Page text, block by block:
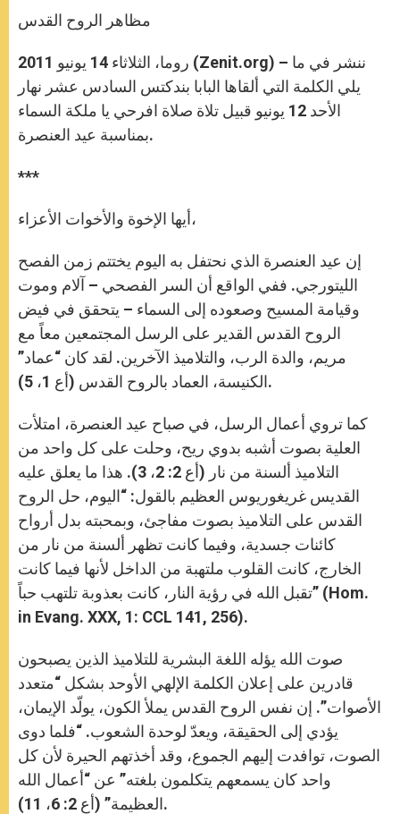
p
p e
o
k
مظاهر الروح القدس
روما، الثلاثاء 14 يونيو 2011 (Zenit.org) – ننشر في ما
يلي الكلمة التي ألقاها البابا بندكتس السادس عشر نهار
الأحد 12 يونيو قبيل تلاة صلاة افرحي يا ملكة السماء
بمناسبة عيد العنصرة.
***
أيها الإخوة والأخوات الأعزاء،
إن عيد العنصرة الذي نحتفل به اليوم يختتم زمن الفصح
الليتورجي. ففي الواقع أن السر الفصحي – آلام وموت
وقيامة المسيح وصعوده إلى السماء – يتحقق في فيض
الروح القدس القدير على الرسل المجتمعين معاً مع
مريم، والدة الرب، والتلاميذ الآخرين. لقد كان “عماد”
الكنيسة، العماد بالروح القدس (أع 1، 5).
كما تروي أعمال الرسل، في صباح عيد العنصرة، امتلأت
العلية بصوت أشبه بدوي ريح، وحلت على كل واحد من
التلاميذ ألسنة من نار (أع 2: 2، 3). هذا ما يعلق عليه
القديس غريغوريوس العظيم بالقول: “اليوم، حل الروح
القدس على التلاميذ بصوت مفاجئ، وبمحبته بدل أرواح
كائنات جسدية، وفيما كانت تظهر ألسنة من نار من
الخارج، كانت القلوب ملتهبة من الداخل لأنها فيما كانت
تقبل الله في رؤية النار، كانت بعذوبة تلتهب حباً” (Hom.
in Evang. XXX, 1: CCL 141, 256).
صوت الله يؤله اللغة البشرية للتلاميذ الذين يصبحون
قادرين على إعلان الكلمة الإلهي الأوحد بشكل “متعدد
الأصوات”. إن نفس الروح القدس يملأ الكون، يولّد الإيمان،
يؤدي إلى الحقيقة، ويعدّ لوحدة الشعوب. “فلما دوى
الصوت، توافدت إليهم الجموع، وقد أخذتهم الحيرة لأن كل
واحد كان يسمعهم يتكلمون بلغته” عن “أعمال الله
العظيمة” (أع 2: 6، 11).